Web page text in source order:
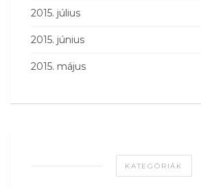
2015. július
2015. június
2015. május
KATEGÓRIÁK